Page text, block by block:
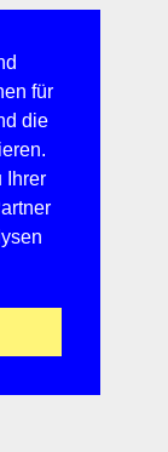
für
die
Ihrer